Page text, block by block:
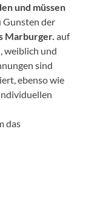
und müssen
Gunsten der
Marburger. auf
weiblich und
sind
ebenso wie
das